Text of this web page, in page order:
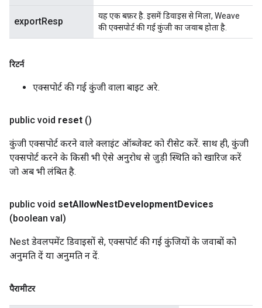
exportResp
यह एक बफ़र है. इसमें डिवाइस से मिला, Weave
की एक्सपोर्ट की गई कुंजी का जवाब होता है.
रिटर्न
एक्सपोर्ट की गई कुंजी वाला बाइट अरे.
public void reset ()
कुंजी एक्सपोर्ट करने वाले क्लाइंट ऑब्जेक्ट को रीसेट करें. साथ ही, कुंजी
एक्सपोर्ट करने के किसी भी ऐसे अनुरोध से जुड़ी स्थिति को खारिज करें
जो अब भी लंबित है.
public void setAllowNestDevelopmentDevices
(boolean val)
Nest डेवलपमेंट डिवाइसों से, एक्सपोर्ट की गई कुंजियों के जवाबों को
अनुमति दें या अनुमति न दें.
पैरामीटर